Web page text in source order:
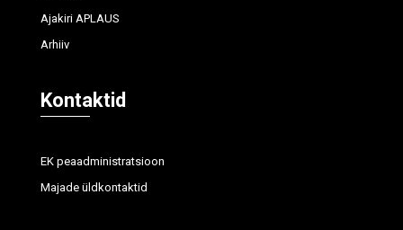
Ajakiri APLAUS
Arhiiv
Kontaktid
EK peaadministratsioon
Majade üldkontaktid